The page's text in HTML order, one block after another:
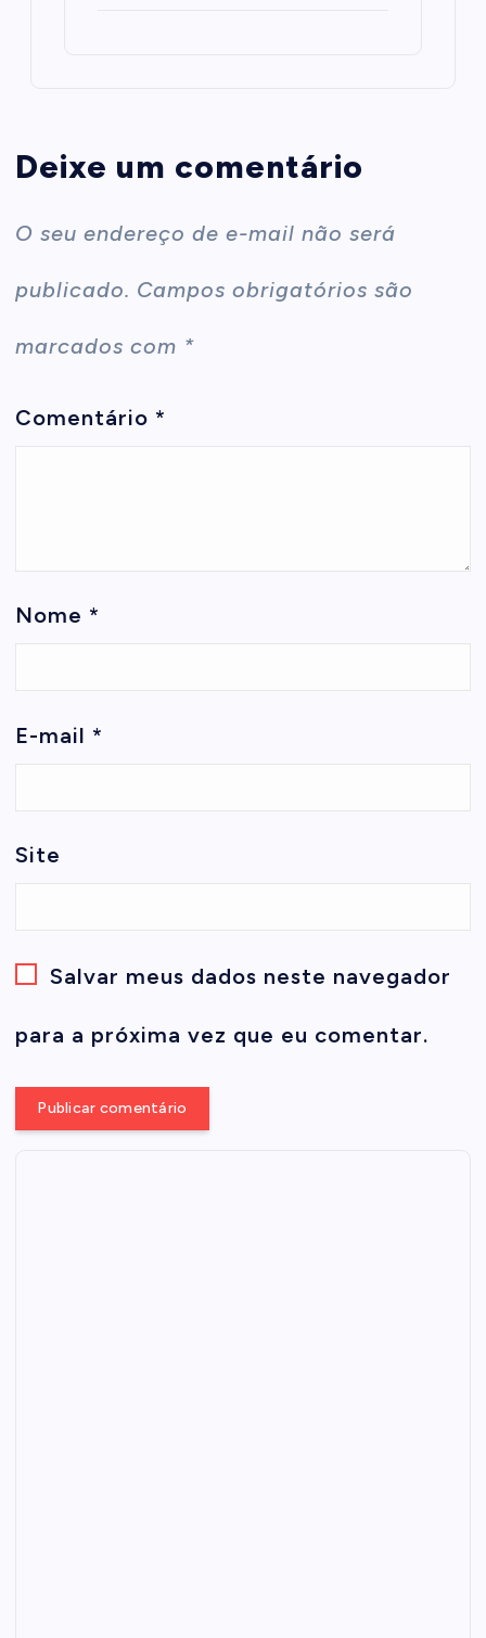
Deixe um comentário
O seu endereço de e-mail não será
publicado. Campos obrigatórios são
marcados com *
Comentário *
Nome *
E-mail *
Site
Salvar meus dados neste navegador
para a próxima vez que eu comentar.